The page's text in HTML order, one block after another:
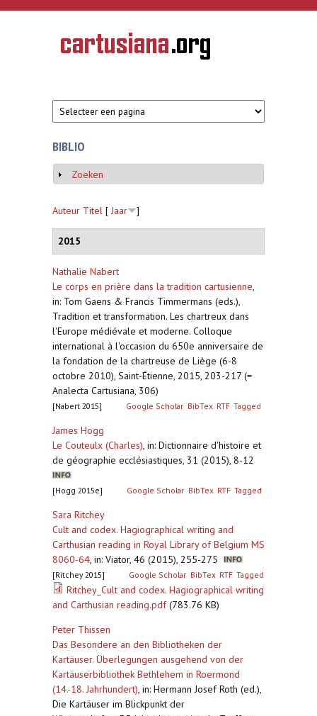
Overslaan en naar de inhoud gaan
CARTUSIANA
Geschiedenis
van de
BIBLIO
Weergeven
Zoeken
Auteur Titel [ Jaar ]
2015
Nathalie Nabert
Le corps en prière dans la tradition cartusienne,
in: Tom Gaens & Francis Timmermans (eds.),
Tradition et transformation. Les chartreux dans
l'Europe médiévale et moderne. Colloque
international à l'occasion du 650e anniversaire de
la fondation de la chartreuse de Liège (6-8
octobre 2010), Saint-Étienne, 2015, 203-217 (=
Analecta Cartusiana, 306)
[Nabert 2015] Google Scholar BibTex RTF Tagged
James Hogg
Le Couteulx (Charles), in: Dictionnaire d'histoire et
de géographie ecclésiastiques, 31 (2015), 8-12
[Hogg 2015e] Google Scholar BibTex RTF Tagged
Sara Ritchey
Cult and codex. Hagiographical writing and
Carthusian reading in Royal Library of Belgium MS
8060-64, in: Viator, 46 (2015), 255-275
[Ritchey 2015] Google Scholar BibTex RTF Tagged
Ritchey_Cult and codex. Hagiographical writing
and Carthusian reading.pdf(783.76 KB)
Peter Thissen
Das Besondere an den Bibliotheken der
Kartäuser. Überlegungen ausgehend von der
Kartäuserbibliothek Bethlehem in Roermond
(14.-18. Jahrhundert), in: Hermann Josef Roth (ed.),
Die Kartäuser im Blickpunkt der